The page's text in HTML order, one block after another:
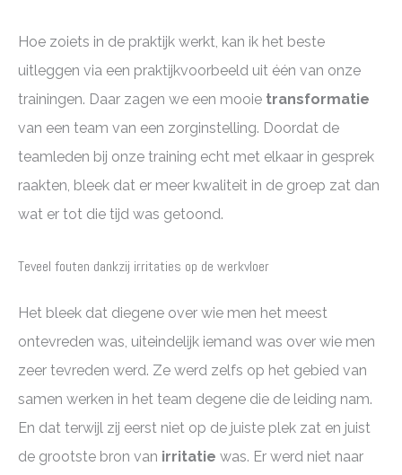
Hoe zoiets in de praktijk werkt, kan ik het beste
uitleggen via een praktijkvoorbeeld uit één van onze
trainingen. Daar zagen we een mooie transformatie
van een team van een zorginstelling. Doordat de
teamleden bij onze training echt met elkaar in gesprek
raakten, bleek dat er meer kwaliteit in de groep zat dan
wat er tot die tijd was getoond.
Teveel fouten dankzij irritaties op de werkvloer
Het bleek dat diegene over wie men het meest
ontevreden was, uiteindelijk iemand was over wie men
zeer tevreden werd. Ze werd zelfs op het gebied van
samen werken in het team degene die de leiding nam.
En dat terwijl zij eerst niet op de juiste plek zat en juist
de grootste bron van irritatie was. Er werd niet naar